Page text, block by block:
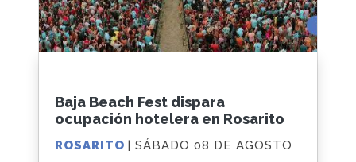
Baja Beach Fest dispara
ocupación hotelera en Rosarito
ROSARITO | SÁBADO 08 DE AGOSTO